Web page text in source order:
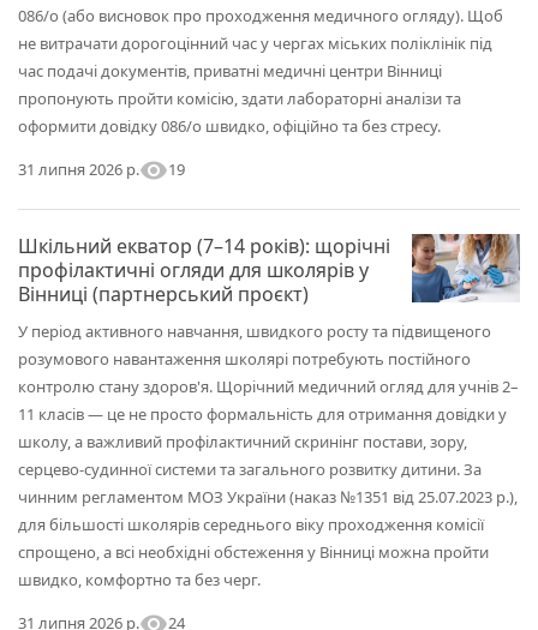
086/о (або висновок про проходження медичного огляду). Щоб
не витрачати дорогоцінний час у чергах міських поліклінік під
час подачі документів, приватні медичні центри Вінниці
пропонують пройти комісію, здати лабораторні аналізи та
оформити довідку 086/о швидко, офіційно та без стресу.
31 липня 2026 р.visibility19
Шкільний екватор (7–14 років): щорічні
профілактичні огляди для школярів у
Вінниці (партнерський проєкт)
У період активного навчання, швидкого росту та підвищеного
розумового навантаження школярі потребують постійного
контролю стану здоров'я. Щорічний медичний огляд для учнів 2–
11 класів — це не просто формальність для отримання довідки у
школу, а важливий профілактичний скринінг постави, зору,
серцево-судинної системи та загального розвитку дитини. За
чинним регламентом МОЗ України (наказ №1351 від 25.07.2023 р.),
для більшості школярів середнього віку проходження комісії
спрощено, а всі необхідні обстеження у Вінниці можна пройти
швидко, комфортно та без черг.
31 липня 2026 р.visibility24